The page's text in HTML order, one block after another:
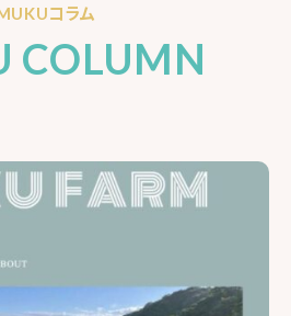
コラム
COLUMN